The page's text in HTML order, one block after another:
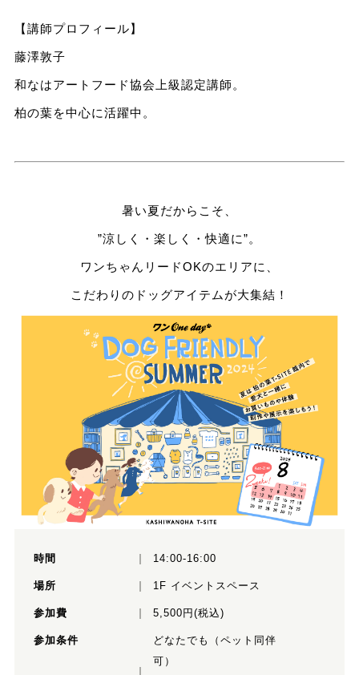
【講師プロフィール】
藤澤敦子
和なはアートフード協会上級認定講師。
柏の葉を中心に活躍中。
暑い夏だからこそ、
”涼しく・楽しく・快適に”。
ワンちゃんリードOKのエリアに、
こだわりのドッグアイテムが大集結！
時間 14:00‐16:00
場所 1F イベントスペース
参加費 5,500円(税込)
参加条件
どなたでも（ペット同伴
可）